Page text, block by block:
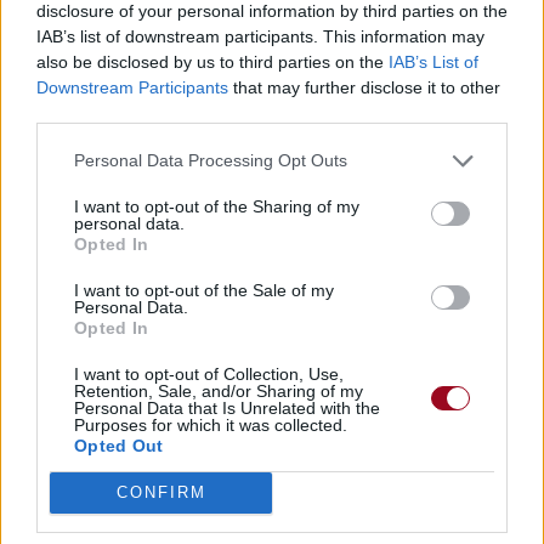
disclosure of your personal information by third parties on the
IAB’s list of downstream participants. This information may
also be disclosed by us to third parties on the IAB’s List of
Downstream Participants that may further disclose it to other
Personal Data Processing Opt Outs
I want to opt-out of the Sharing of my
personal data.
Opted In
I want to opt-out of the Sale of my
Personal Data.
Opted In
I want to opt-out of Collection, Use,
Retention, Sale, and/or Sharing of my
Personal Data that Is Unrelated with the
Purposes for which it was collected.
Opted Out
CONFIRM